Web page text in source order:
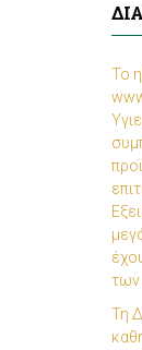
Το
των
Τη